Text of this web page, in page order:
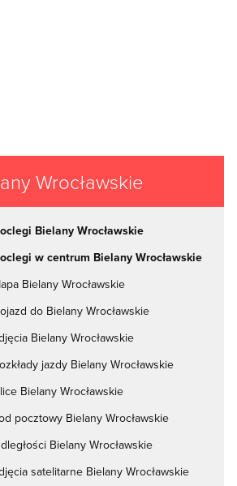
Wrocławskie
Bielany Wrocławskie
w centrum Bielany Wrocławskie
Bielany Wrocławskie
do Bielany Wrocławskie
Bielany Wrocławskie
jazdy Bielany Wrocławskie
Bielany Wrocławskie
pocztowy Bielany Wrocławskie
Bielany Wrocławskie
satelitarne Bielany Wrocławskie